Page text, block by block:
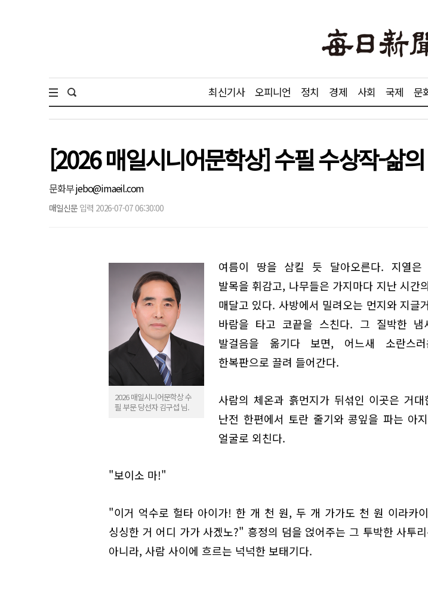
최신기사 오피니언 정치 경제 사회 국제 문
[2026 매일시니어문학상] 수필 수상작-삶
문화부jebo@imaeil.com
매일신문 입력 2026-07-07 06:30:00
2026 매일시니어문학상 수
필 부문 당선자 김구섭 님.
여름이 땅을 삼킬 듯 달아오른다. 지열은
발목을 휘감고, 나무들은 가지마다 지난 시간
매달고 있다. 사방에서 밀려오는 먼지와 지글
바람을 타고 코끝을 스친다. 그 질박한 냄
발걸음을 옮기다 보면, 어느새 소란스
한복판으로 끌려 들어간다.
사람의 체온과 흙먼지가 뒤섞인 이곳은 거
난전 한편에서 토란 줄기와 콩잎을 파는 아
얼굴로 외친다.
"보이소 마!"
"이거 억수로 헐타 아이가! 한 개 천 원, 두 개 가가도 천 원 이라카
싱싱한 거 어디 가가 사겠노?" 흥정의 덤을 얹어주는 그 투박한 사투
아니라, 사람 사이에 흐르는 넉넉한 보태기다.